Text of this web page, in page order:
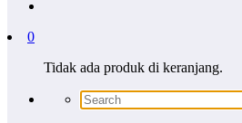
0
Tidak ada produk di keranjang.